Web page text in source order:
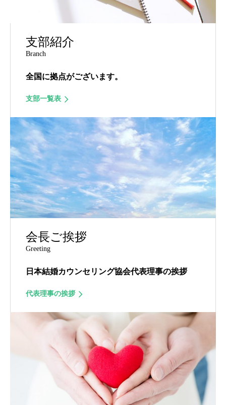
支部紹介
Branch
全国に拠点がございます。
支部一覧表
会長ご挨拶
Greeting
日本結婚カウンセリング協会代表理事の挨拶
代表理事の挨拶